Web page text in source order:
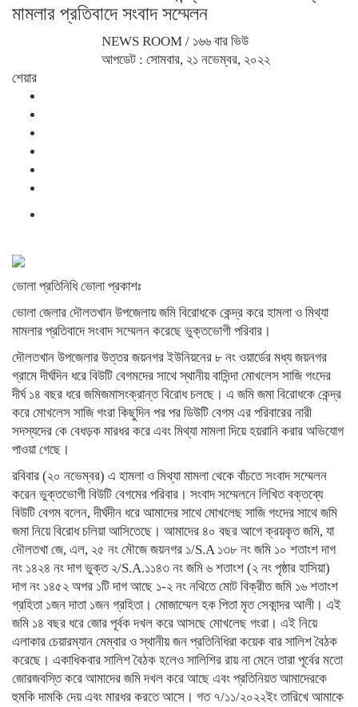
মামলার প্রতিবাদে সংবাদ সম্মেলন
NEWS ROOM / ১৬৬ বার ভিউ
আপডেট : সোমবার, ২১ নভেম্বর, ২০২২
শেয়ার
ভোলা প্রতিনিধি ভোলা প্রকাশঃ
ভোলা জেলার দৌলতখান উপজেলায় জমি বিরোধকে কেন্দ্র করে হামলা ও মিথ্যা
মামলার প্রতিবাদে সংবাদ সম্মেলন করেছে ভুক্তভোগী পরিবার।
দৌলতখান উপজেলার উত্তর জয়নগর ইউনিয়নের ৮ নং ওয়ার্ডের মধ্য জয়নগর
গ্রামে দীর্ঘদিন ধরে বিউটি বেগমদের সাথে স্থানীয় বাসিন্দা মোখলেস সাজি গংদের
দীর্ঘ ১৪ বছর ধরে জমিজমাসংক্রান্ত বিরোধ চলছে। এ জমি জমা বিরোধকে কেন্দ্র
করে মোখলেস সাজি গংরা কিছুদিন পর পর ডিউটি বেগম এর পরিবারের নারী
সদস্যদের কে বেধড়ক মারধর করে এবং মিথ্যা মামলা দিয়ে হয়রানি করার অভিযোগ
পাওয়া গেছে।
রবিবার (২০ নভেম্বর) এ হামলা ও মিথ্যা মামলা থেকে বাঁচতে সংবাদ সম্মেলন
করেন ভুক্তভোগী বিউটি বেগমের পরিবার। সংবাদ সম্মেলনে লিখিত বক্তব্যে
বিউটি বেগম বলেন, দীর্ঘদীন ধরে আমাদের সাথে মোখলেছ সাজি গংদের সাথে জমি
জমা নিয়ে বিরোধ চলিয়া আসিতেছে। আমাদের ৪০ বছর আগে ক্রয়কৃত জমি, যা
দৌলতখা জে, এল, ২৫ নং মৌজে জয়নগর ১/S.A ১৩৮ নং জমি ১০ শতাংশ দাগ
নং ১৪২৪ নং দাগ ভুক্ত ২/S.A.১১৪৩ নং জমি ৬ শতাংশ (২ নং পৃষ্ঠার হাসিয়া)
দাগ নং ১৪৫২ অপর ১টি দাগ আছে ১-২ নং নথিতে মোট বিক্রীত জমি ১৬ শতাংশ
গ্রহিতা ১জন দাতা ১জন গ্রহিতা। মোজাম্মেল হক পিতা মৃত সেকান্দর আলী। এই
জমি ১৪ বছর ধরে জোর পূর্বক দখল করে আসছে মোখলেছ গংরা। এই নিয়ে
এলাকার চেয়ারম্যান মেম্বার ও স্থানীয় জন প্রতিনিধিরা কয়েক বার সালিশ বৈঠক
করেছে। একাধিকবার সালিশ বৈঠক হলেও সালিশির রায় না মেনে তারা পূর্বের মতো
জোরজবস্তি করে আমাদের জমি দখল করে আছে এবং প্রতিনিয়ত আমাদেরকে
হুমকি দামকি দেয় এবং মারধর করতে আসে। গত ৭/১১/২০২২ইং তারিখে আমাকে